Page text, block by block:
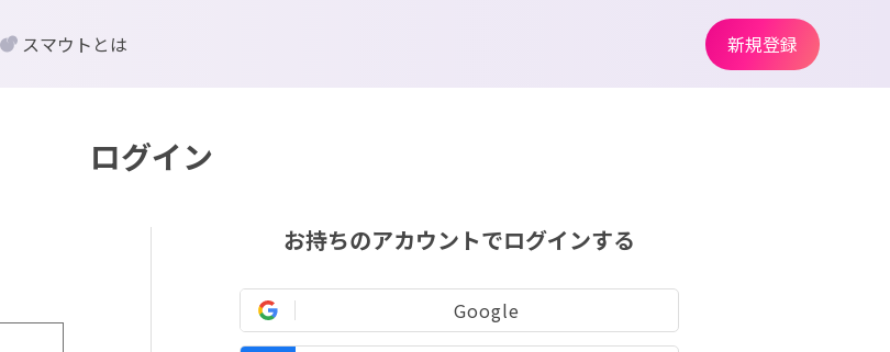
ログイン
お持ちのアカウントでログインする
Google
スマウトとは 新規登録